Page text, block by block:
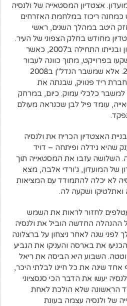
אצטדיון המסטאייה של ולנסיה
כמחנה ריכוז במלחמת האזרחים
היטב במהלך השנים, ראשי
מחודש בחלק הצפוני של העיר.
נואו מסטאייה קראו לאצטדיון ובנייתו התחילה ב2007, כאשר
בפרוייקט, מתוך כוונה לעבור
לשם בתחילת עונת 2009/10. אלא שמשבר הנדל"ן ב2008
ריד פנוויק, שבנתה את
למשבר כלכלי עמוק. כיום, במרחק
עומד פיל לבן שכנראה מעולם
האצטדיון הכריח את ולנסיה
שהיא גידלה ופיתחה – דויד
השלושה עזבו את המסטאייה תוך
של המועדון, ג'ורדי אלבה, מצא
לא יכלה להתמודד עם המציאות
ואתלטיקו ושקעה לה.
לחזור לראות את השמש
ההנהלה החדשה הוביל את ולנסיה
לפני שנה לאחר ניצחון על ברצלונה
הכניעו את בארסה והעניקו את הגביע
השבוע היא הביסה את ריאל
עטלף אחד שינה את כל חיינו לבלתי היכר,
יעשו את הדבר הכי סנסציוני
הראשונה שלא הולכת לאחת
של ולנסיה עצמה בעונת